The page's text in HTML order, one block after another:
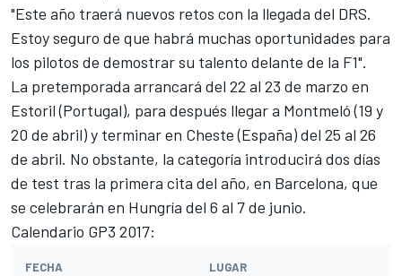
"Este año traerá nuevos retos con la llegada del DRS.
Estoy seguro de que habrá muchas oportunidades para
los pilotos de demostrar su talento delante de la F1".
La pretemporada arrancará del 22 al 23 de marzo en
Estoril (Portugal), para después llegar a Montmeló (19 y
20 de abril) y terminar en Cheste (España) del 25 al 26
de abril. No obstante, la categoría introducirá dos días
de test tras la primera cita del año, en Barcelona, que
se celebrarán en Hungría del 6 al 7 de junio.
Calendario GP3 2017:
FECHA LUGAR